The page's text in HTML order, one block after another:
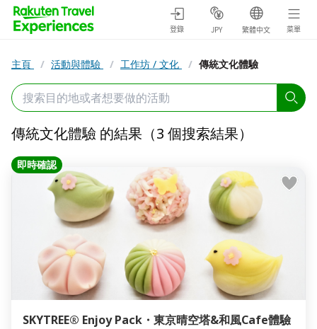
登錄 JPY 繁體中文 菜單
主頁 / 活動與體驗 / 工作坊 / 文化 / 傳統文化體驗
傳統文化體驗 的結果（3 個搜索結果）
即時確認
SKYTREE® Enjoy Pack・東京晴空塔&和風Cafe體驗